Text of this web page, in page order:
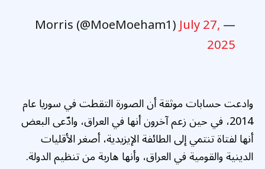
— Morris (@MoeMoeham1)
July 27,
2025
وادعت حسابات موثقة أن الصورة التقطت في سوريا عام
2014، في حين زعم آخرون أنها في العراق، وادّعى البعض
أنها لفتاة تنتمي إلى الطائفة الإيزيدية، أصغر الأقليات
الدينية والقومية في العراق، وأنها هاربة من تنظيم الدولة.